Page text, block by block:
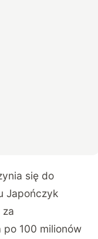
się do
Japończyk
za
100 milionów